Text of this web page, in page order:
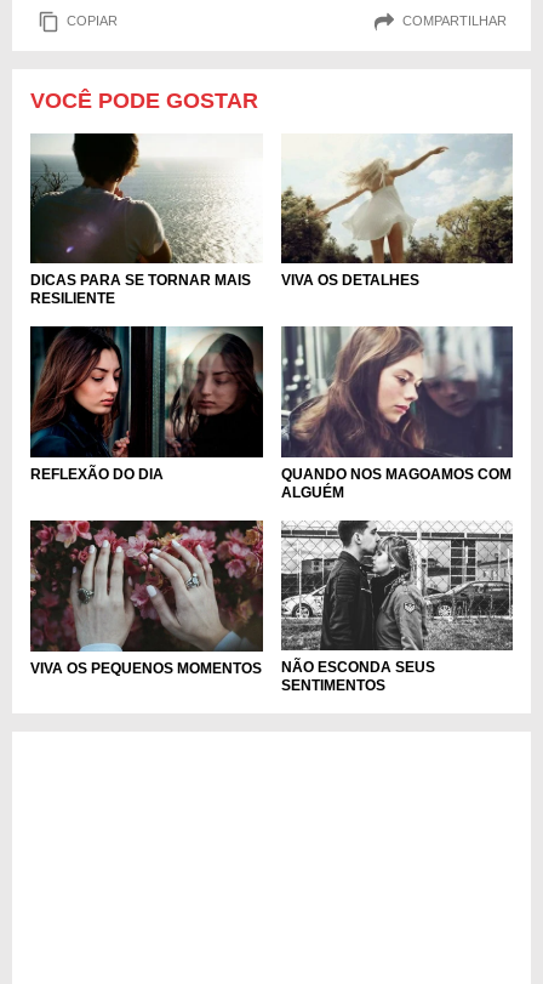
COPIAR COMPARTILHAR
VOCÊ PODE GOSTAR
DICAS PARA SE TORNAR MAIS
RESILIENTE
VIVA OS DETALHES
REFLEXÃO DO DIA
QUANDO NOS MAGOAMOS COM
ALGUÉM
VIVA OS PEQUENOS MOMENTOS
NÃO ESCONDA SEUS
SENTIMENTOS